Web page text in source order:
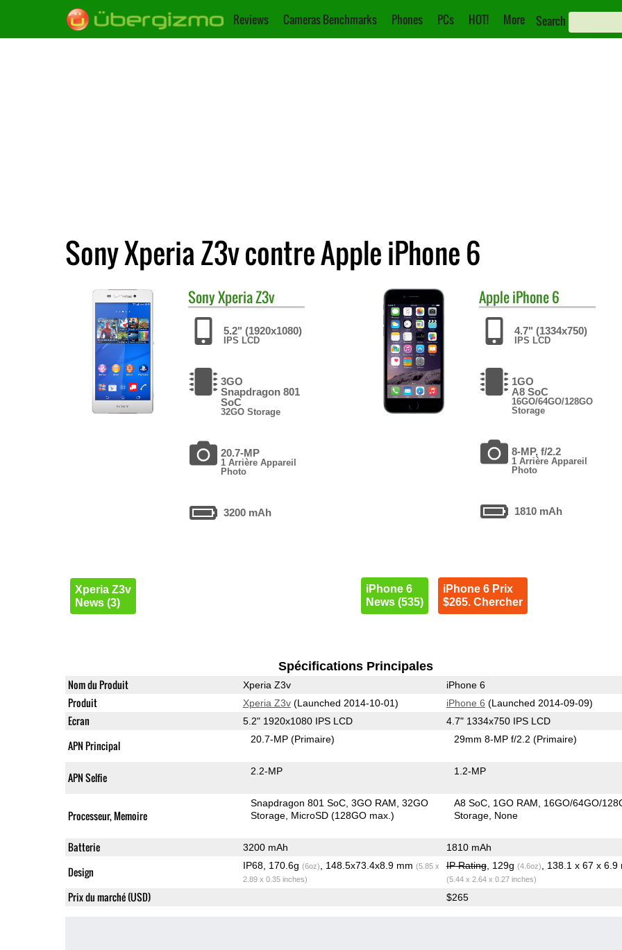
Reviews Cameras Benchmarks Phones PCs HOT! More Search
Sony Xperia Z3v contre Apple iPhone 6
SonyXperia Z3v
5.2" (1920x1080)
IPS LCD
3GO
Snapdragon 801
SoC
32GO Storage
20.7-MP
1 Arrière Appareil
Photo
3200 mAh
Xperia Z3v
News (3)
AppleiPhone 6
4.7" (1334x750)
IPS LCD
1GO
A8 SoC
16GO/64GO/128GO
Storage
8-MP, f/2.2
1 Arrière Appareil
Photo
1810 mAh
iPhone 6
News (535)
iPhone 6 Prix
$265. Chercher
Spécifications Principales
Nom du Produit Xperia Z3v iPhone 6
Produit Xperia Z3v(Launched 2014-10-01) iPhone 6 (Launched 2014-09-09)
Ecran 5.2" 1920x1080 IPS LCD 4.7" 1334x750 IPS LCD
APN Principal 20.7-MP(Primaire) 29mm 8-MP f/2.2(Primaire)
APN Selfie 2.2-MP 1.2-MP
Processeur, Memoire
Snapdragon 801 SoC 3GO RAM 32GO
Storage MicroSD (128GO max.)
A8 SoC 1GO RAM
16GO/64GO/
Storage None
Batterie 3200 mAh 1810 mAh
Design IP68, 170.6g (6oz) , 148.5x73.4x8.9 mm (5.85 x
2.89 x 0.35 inches)
IP Rating, 129g (4.6oz) , 138.1 x 67 x 6.9
(5.44 x 2.64 x 0.27 inches)
Prix du marché (USD) $265